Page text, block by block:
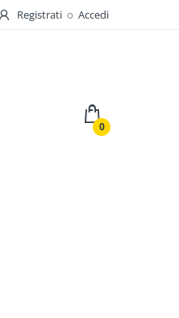
Registrati o Accedi
0